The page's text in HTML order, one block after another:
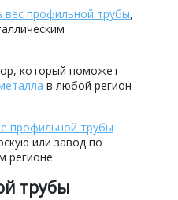
вес профильной трубы,
который поможет
в любой регион
профильной трубы
или завод по
регионе.
трубы